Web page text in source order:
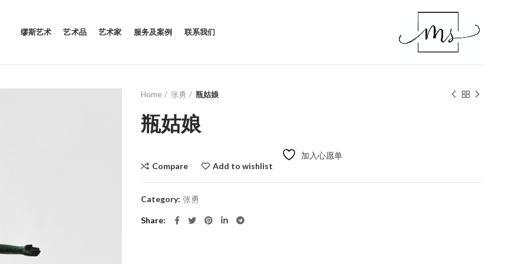
缪斯艺术 艺术品 艺术家 服务及案例 联系我们
Home 张勇 瓶姑娘
瓶姑娘
加入心愿单
Compare
Add to wishlist
Category: 张勇
Share